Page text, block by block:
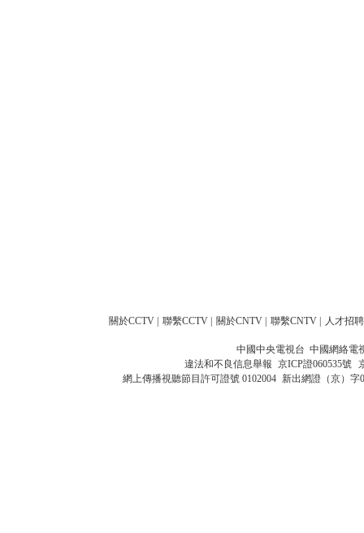
關於CCTV 聯繫CCTV 關於CNTV 聯繫CNTV 人才招聘
中國中央電視台 中國網絡電
違法和不良信息舉報 京ICP證060535號
網上傳播視聽節目許可證號 0102004 新出網證（京）